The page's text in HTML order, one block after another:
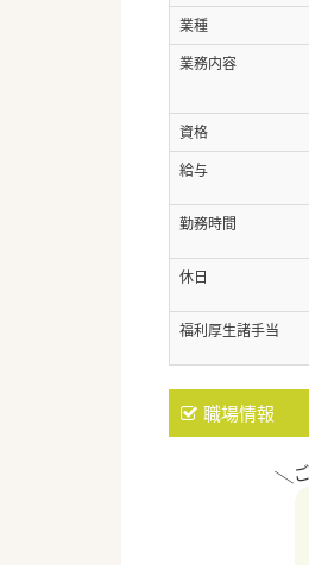
業種
業務内容
資格
給与
勤務時間
休日
福利厚生諸手当
職場情報